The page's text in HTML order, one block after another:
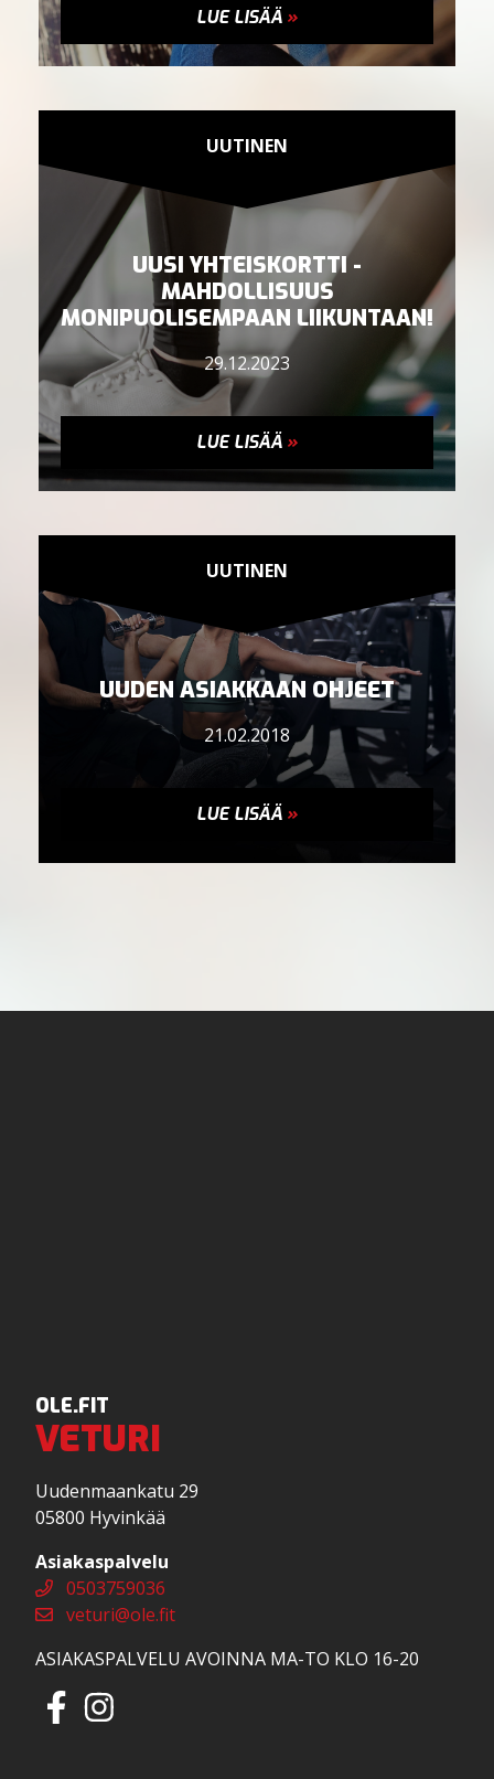
LUE LISÄÄ »
UUTINEN
UUSI YHTEISKORTTI -
MAHDOLLISUUS
MONIPUOLISEMPAAN LIIKUNTAAN!
29.12.2023
LUE LISÄÄ »
UUTINEN
UUDEN ASIAKKAAN OHJEET
21.02.2018
LUE LISÄÄ »
OLE.FIT
VETURI
Uudenmaankatu 29
05800 Hyvinkää
Asiakaspalvelu
0503759036
veturi@ole.fit
ASIAKASPALVELU AVOINNA MA-TO KLO 16-20